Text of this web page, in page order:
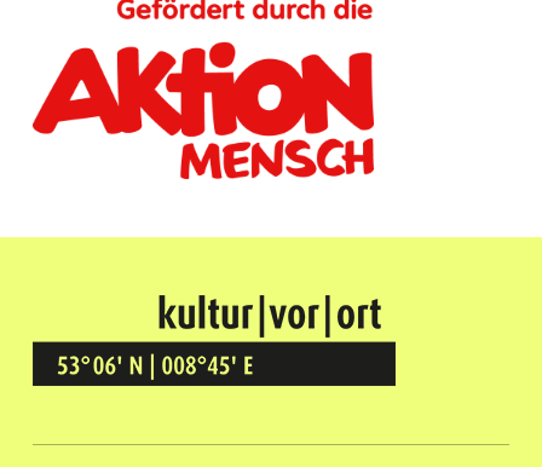
Kultur Vor Ort
BREMEN GRÖPELINGEN